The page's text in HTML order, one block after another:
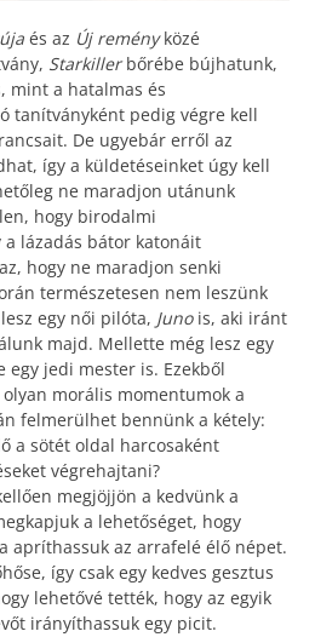
és az Új reményközé
Starkillerbőrébe bújhatunk,
mint a hatalmas és
tanítványként pedig végre kell
De ugyebár erről az
így a küldetéseinket úgy kell
ne maradjon utánunk
hogy birodalmi
a lázadás bátor katonáit
hogy ne maradjon senki
természetesen nem leszünk
egy női pilóta, Junois, aki iránt
majd. Mellette még lesz egy
jedi mester is. Ezekből
morális momentumok a
felmerülhet bennünk a kétely:
a sötét oldal harcosaként
végrehajtani?
megjöjjön a kedvünk a
a lehetőséget, hogy
apríthassuk az arrafelé élő népet.
így csak egy kedves gesztus
lehetővé tették, hogy az egyik
irányíthassuk egy picit.